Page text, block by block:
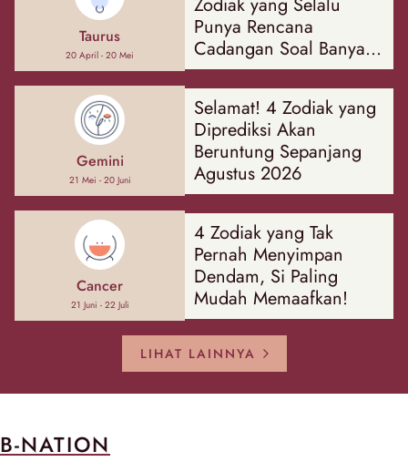
Taurus
20 April - 20 Mei
Punya Rencana
Cadangan Soal Banyak
Hal
Gemini
21 Mei - 20 Juni
Selamat! 4 Zodiak yang
Diprediksi Akan
Beruntung Sepanjang
Agustus 2026
Cancer
21 Juni - 22 Juli
4 Zodiak yang Tak
Pernah Menyimpan
Dendam, Si Paling
Mudah Memaafkan!
LIHAT LAINNYA
B-NATION